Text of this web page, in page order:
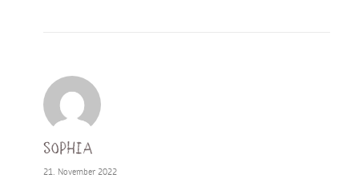
Sophia
21. November 2022